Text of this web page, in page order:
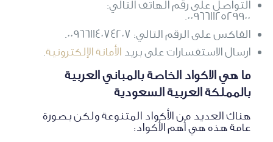
التواصل على رقم الهاتف التالي:
00966112529900.
الفاكس على الرقم التالي: 00966114074207.
ارسال الاستفسارات على بريد الأمانة الإلكترونية.
ما هي الاكواد الخاصة بالمباني العربية
بالمملكة العربية السعودية
هناك العديد من الأكواد المتنوعة ولكن بصورة
عامة هذه هي أهم الأكواد: